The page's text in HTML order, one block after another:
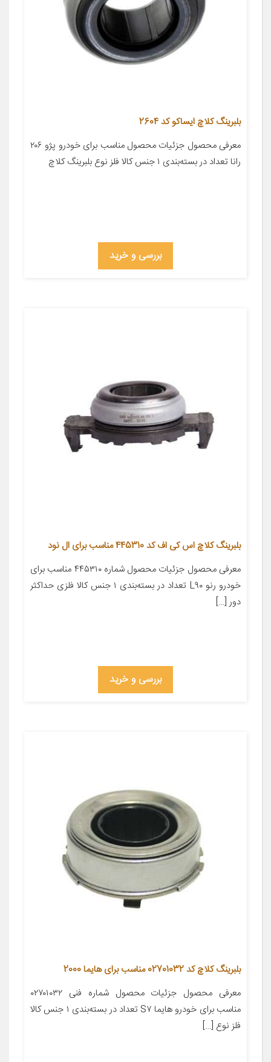
بلبرينگ كلاچ ایساکو کد 2604
معرفی محصول جزئیات محصول مناسب برای خودرو پژو ۲۰۶
رانا تعداد در بسته‌بندی ۱ جنس کالا فلز نوع بلبرینگ کلاچ
بررسی و خرید
بلبرینگ کلاچ اس کی اف کد 445310 مناسب برای ال نود
معرفی محصول جزئیات محصول شماره ۴۴۵۳۱۰ مناسب برای
خودرو رنو L۹۰ تعداد در بسته‌بندی ۱ جنس کالا فلزی حداکثر
دور […]
بررسی و خرید
بلبرینگ کلاچ کد 02701032 مناسب برای هایما 2000
معرفی محصول جزئیات محصول شماره فنی ۰۲۷۰۱۰۳۲
مناسب برای خودرو هایما S۷ تعداد در بسته‌بندی ۱ جنس کالا
فلز نوع […]